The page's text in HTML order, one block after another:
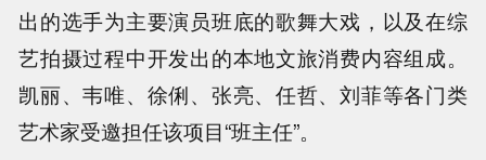
出的选手为主要演员班底的歌舞大戏，以及在综
艺拍摄过程中开发出的本地文旅消费内容组成。
凯丽、韦唯、徐俐、张亮、任哲、刘菲等各门类
艺术家受邀担任该项目“班主任”。